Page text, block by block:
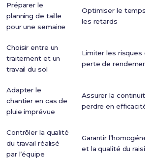
Préparer le
planning de taille
pour une semaine
Optimiser le temps
les retards
Choisir entre un
traitement et un
travail du sol
Limiter les risques
perte de rendement
Adapter le
chantier en cas de
pluie imprévue
Assurer la continuité
perdre en efficacité
Contrôler la qualité
du travail réalisé
par l’équipe
Garantir
et la qualité du raisin